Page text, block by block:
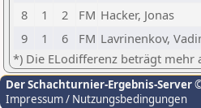
8
1 2 FM Hacker, Jonas
9
1 6 FM Lavrinenkov,
*) Die ELodifferenz beträgt mehr
Der Schachturnier-Ergebnis-Server
Impressum / Nutzungsbedingungen